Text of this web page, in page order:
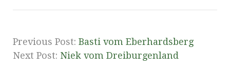
Previous Post: Basti vom Eberhardsberg
Next Post: Niek vom Dreiburgenland